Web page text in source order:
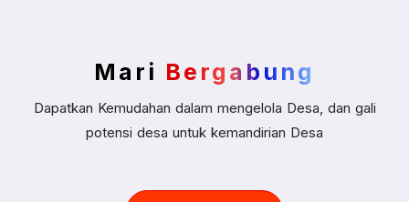
Mari Bergabung
Dapatkan Kemudahan dalam mengelola Desa, dan gali
potensi desa untuk kemandirian Desa